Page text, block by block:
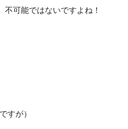
可能ではないですよね！
すが）